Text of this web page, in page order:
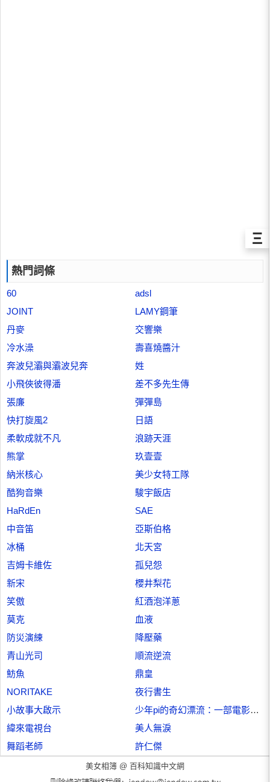
熱門詞條
60
adsl
JOINT
LAMY鋼筆
丹麥
交響樂
冷水澡
壽喜燒醬汁
奔波兒灞與灞波兒奔
姓
小飛俠彼得潘
差不多先生傳
張廉
彈彈島
快打旋風2
日語
柔軟成就不凡
浪跡天涯
熊掌
玖壹壹
納米核心
美少女特工隊
酷狗音樂
駿宇飯店
HaRdEn
SAE
中音笛
亞斯伯格
冰桶
北天宮
吉姆卡維佐
孤兒怨
新宋
櫻井梨花
笑傲
紅酒泡洋蔥
莫克
血液
防災演練
降壓藥
青山光司
順流逆流
魴魚
鼎皇
NORITAKE
夜行書生
小故事大啟示
少年pi的奇幻漂流：一部電影的誕生
緯來電視台
美人無淚
舞蹈老師
許仁傑
Ξ
美女相簿 @ 百科知識中文網